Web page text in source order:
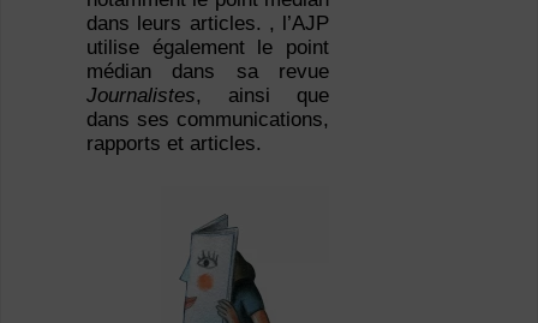
dans leurs articles. , l’AJP
utilise également le point
médian dans sa revue
Journalistes, ainsi que
dans ses communications,
rapports et articles.